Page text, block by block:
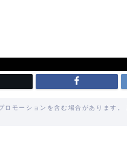
ロモーションを含む場合があります